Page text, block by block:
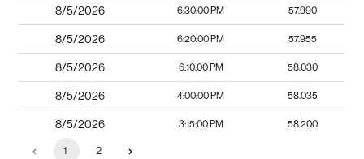
8/5/2026 6:30:00 PM 57.990
8/5/2026 6:20:00 PM 57.955
8/5/2026 6:10:00 PM 58.030
8/5/2026 4:00:00 PM 58.035
8/5/2026 3:15:00 PM 58.200
1 2